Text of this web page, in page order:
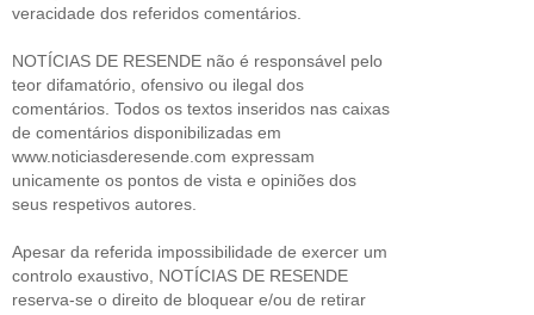
veracidade dos referidos comentários.
NOTÍCIAS DE RESENDE não é responsável pelo
teor difamatório, ofensivo ou ilegal dos
comentários. Todos os textos inseridos nas caixas
de comentários disponibilizadas em
www.noticiasderesende.com expressam
unicamente os pontos de vista e opiniões dos
seus respetivos autores.
Apesar da referida impossibilidade de exercer um
controlo exaustivo, NOTÍCIAS DE RESENDE
reserva-se o direito de bloquear e/ou de retirar